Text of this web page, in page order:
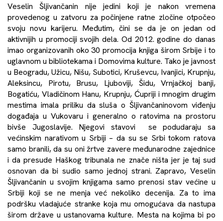
Veselin Šljivančanin nije jedini koji je nakon vremena
provedenog u zatvoru za počinjene ratne zločine otpočeo
svoju novu karijeru. Međutim, čini se da je on jedan od
aktivnijih u promociji svojih dela. Od 2012. godine do danas
imao organizovanih oko 30 promocija knjiga širom Srbije i to
uglavnom u bibliotekama i Domovima kulture. Tako je javnost
u Beogradu, Užicu, Nišu, Subotici, Kruševcu, Ivanjici, Krupnju,
Aleksincu, Pirotu, Brusu, Ljuboviji, Šidu, Vrnjačkoj banji,
Bogatiću, Vladičinom Hanu, Krupnju, Ćupriji i mnogim drugim
mestima imala priliku da sluša o Šljivančaninovom viđenju
događaja u Vukovaru i generalno o ratovima na prostoru
bivše Jugoslavije. Njegovi stavovi se podudaraju sa
većinskim narativom u Srbiji – da su se Srbi tokom ratova
samo branili, da su oni žrtve zavere međunarodne zajednice
i da presude Haškog tribunala ne znače ništa jer je taj sud
osnovan da bi sudio samo jednoj strani. Zapravo, Veselin
Šljivančanin u svojim knjigama samo prenosi stav većine u
Srbiji koji se ne menja već nekoliko decenija. Za to ima
podršku vladajuće stranke koja mu omogućava da nastupa
širom države u ustanovama kulture. Mesta na kojima bi po